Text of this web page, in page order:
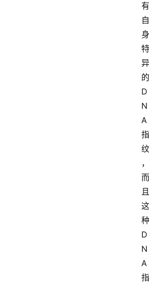
有
自
身
特
异
的
D
N
A
指
纹
，
而
且
这
种
D
N
A
指